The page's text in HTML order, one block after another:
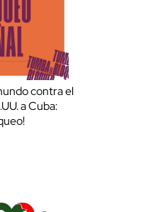
contra el
a Cuba: